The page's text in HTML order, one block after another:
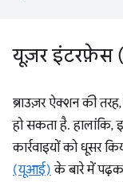
यूज़र इंटरफ़ेस
ब्राउज़र ऐक्शन की
हो सकता है.
कार्रवाइयों को धूसर
(यूआई) के बारे में